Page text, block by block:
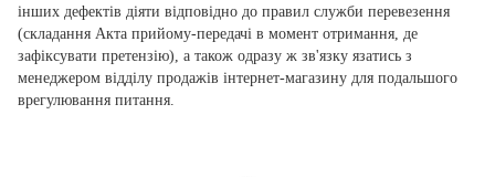
інших дефектів діяти відповідно до правил служби перевезення
(складання Акта прийому-передачі в момент отримання, де
зафіксувати претензію), а також одразу ж зв'язку язатись з
менеджером відділу продажів інтернет-магазину для подальшого
врегулювання питання.